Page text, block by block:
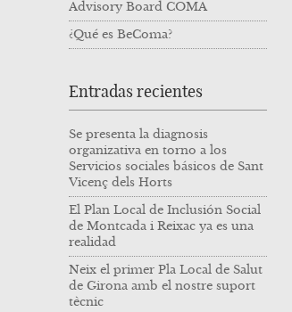
Advisory Board COMA
¿Qué es BeComa?
Entradas recientes
Se presenta la diagnosis
organizativa en torno a los
Servicios sociales básicos de Sant
Vicenç dels Horts
El Plan Local de Inclusión Social
de Montcada i Reixac ya es una
realidad
Neix el primer Pla Local de Salut
de Girona amb el nostre suport
tècnic